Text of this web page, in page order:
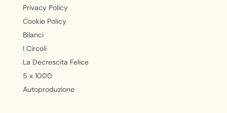
Privacy Policy
Cookie Policy
Bilanci
I Circoli
La Decrescita Felice
5 x 1000
Autoproduzione